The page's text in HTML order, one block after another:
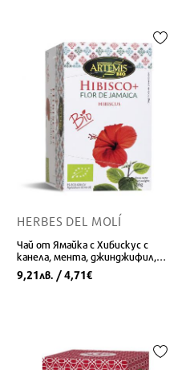
HERBES DEL MOLÍ
Чай от Ямайка с Хибискус с
канела, мента, джинджифил,
женско биле БИО, 20 филтърни
пакетчета
9,21лв. / 4,71€